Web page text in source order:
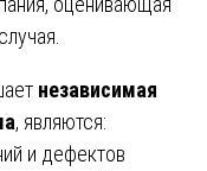
независимая
, являются:
и дефектов